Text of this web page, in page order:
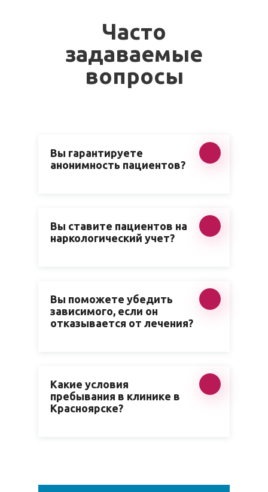
Часто
задаваемые
вопросы
Вы гарантируете
анонимность пациентов?
Вы ставите пациентов на
наркологический учет?
Вы поможете убедить
зависимого, если он
отказывается от лечения?
Какие условия
пребывания в клинике в
Красноярске?